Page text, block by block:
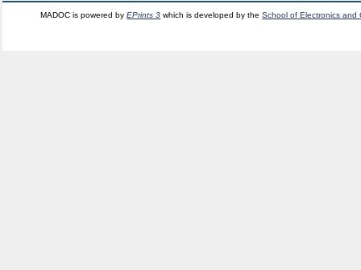
MADOC is powered byEPrints 3 which is developed by theSchool of Electronics and